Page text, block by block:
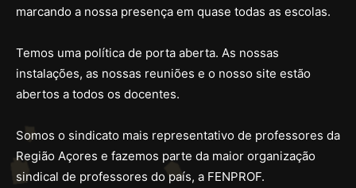
marcando a nossa presença em quase todas as escolas.
Temos uma política de porta aberta. As nossas
instalações, as nossas reuniões e o nosso site estão
abertos a todos os docentes.
Somos o sindicato mais representativo de professores da
Região Açores e fazemos parte da maior organização
sindical de professores do país, a FENPROF.